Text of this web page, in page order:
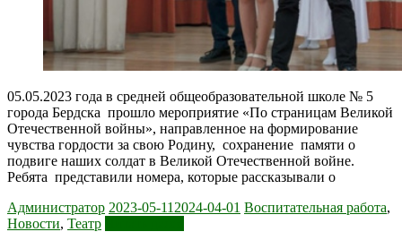
05.05.2023 года в средней общеобразовательной школе № 5
города Бердска прошло мероприятие «По страницам Великой
Отечественной войны», направленное на формирование
чувства гордости за свою Родину, сохранение памяти о
подвиге наших солдат в Великой Отечественной войне.
Ребята представили номера, которые рассказывали о
Администратор 2023-05-11 2024-04-01 Воспитательная работа,
Новости, Театр